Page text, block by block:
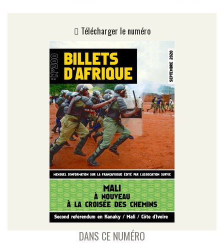
Télécharger le numéro
DANS CE NUMÉRO